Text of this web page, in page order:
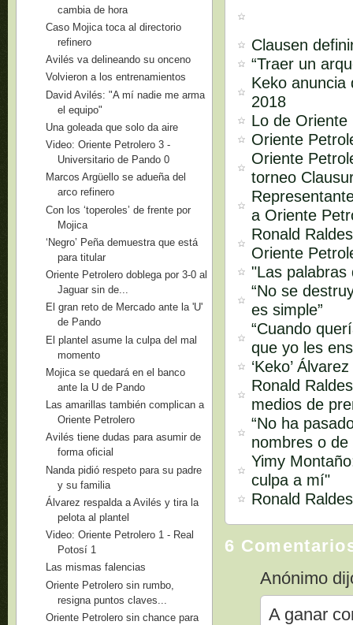
Clausen
“Traer un
Keko anuncia
2018
Lo de
Oriente
Oriente
torneo
a Oriente
Ronald
Oriente
"Las palabras
“No se
es simple”
“Cuando
que yo les
‘Keko’
Ronald
medios de
“No ha
nombres o de
Yimy
culpa a mí"
Ronald
6
Anónimo
A ganar
cambia de hora
Caso Mojica toca al directorio
refinero
Avilés va delineando su onceno
Volvieron a los entrenamientos
David Avilés: "A mí nadie me arma
el equipo"
Una goleada que solo da aire
Video: Oriente Petrolero 3 -
Universitario de Pando 0
Marcos Argüello se adueña del
arco refinero
Con los ‘toperoles’ de frente por
Mojica
‘Negro’ Peña demuestra que está
para titular
Oriente Petrolero doblega por 3-0 al
Jaguar sin de...
El gran reto de Mercado ante la 'U'
de Pando
El plantel asume la culpa del mal
momento
Mojica se quedará en el banco
ante la U de Pando
Las amarillas también complican a
Oriente Petrolero
Avilés tiene dudas para asumir de
forma oficial
Nanda pidió respeto para su padre
y su familia
Álvarez respalda a Avilés y tira la
pelota al plantel
Video: Oriente Petrolero 1 - Real
Potosí 1
Las mismas falencias
Oriente Petrolero sin rumbo,
resigna puntos claves...
Oriente Petrolero sin chance para